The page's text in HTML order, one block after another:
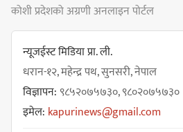
धरान
चुल्हो निभ्दा
कोशी प्रदेशको अग्रणी अनलाइन पोर्टल
न्यूजईस्ट मिडिया प्रा. ली.
धरान-१२, महेन्द्र पथ, सुनसरी, नेपाल
विज्ञापन:९८५२०७५७३०, ९८०२०७५७३०
इमेल: kapurinews@gmail.com